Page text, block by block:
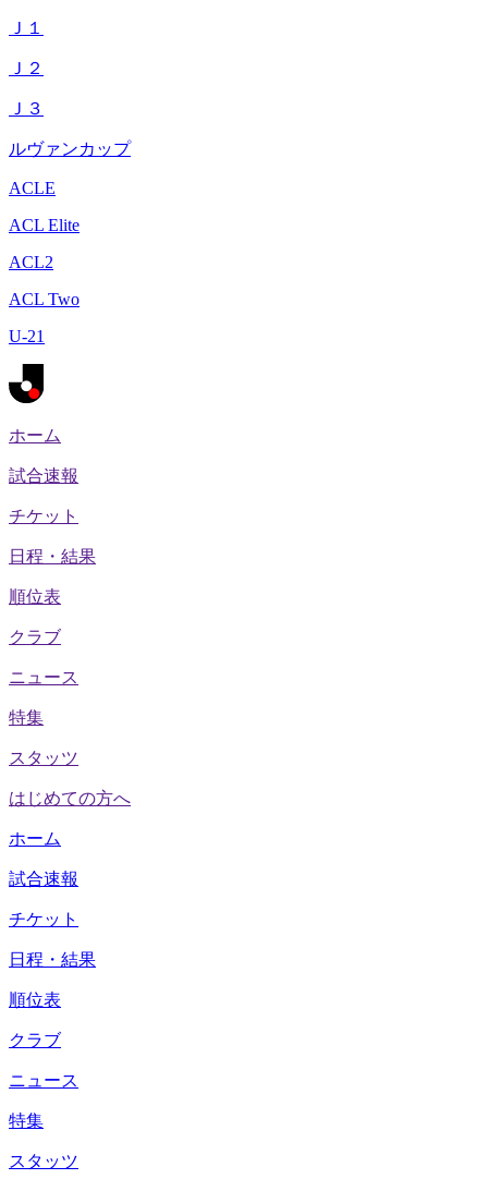
Ｊ１
Ｊ２
Ｊ３
ルヴァンカップ
ACLE
ACL Elite
ACL2
ACL Two
U-21
ホーム
試合速報
チケット
日程・結果
順位表
クラブ
ニュース
特集
スタッツ
はじめての方へ
ホーム
試合速報
チケット
日程・結果
順位表
クラブ
ニュース
特集
スタッツ